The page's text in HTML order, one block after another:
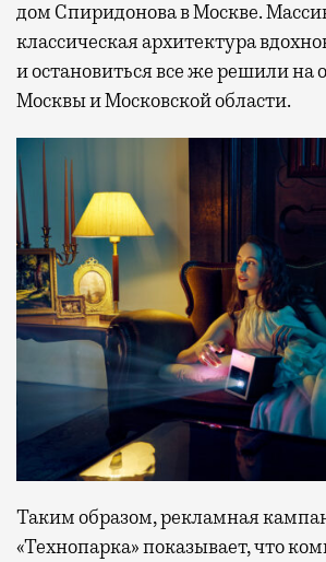
дом Спиридонова в Москве.
классическая архитектура
и остановиться все же решили на
Москвы и Московской области.
Таким образом, рекламная
«Технопарка» показывает, что